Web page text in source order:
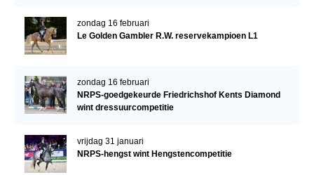
zondag 16 februari
Le Golden Gambler R.W. reservekampioen L1
zondag 16 februari
NRPS-goedgekeurde Friedrichshof Kents Diamond
wint dressuurcompetitie
vrijdag 31 januari
NRPS-hengst wint Hengstencompetitie